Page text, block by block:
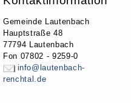
Gemeinde Lautenbach
Hauptstraße 48
77794 Lautenbach
Fon 07802 - 9259-0
info@lautenbach-
renchtal.de